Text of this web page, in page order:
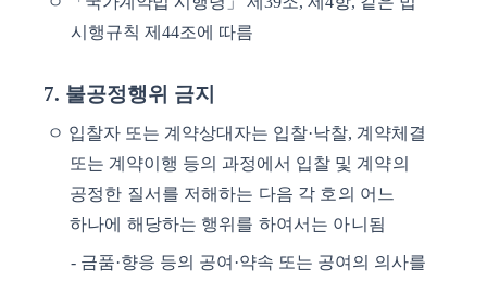
시행규칙 제 44조에 따름
7. 불공정행위 금지
ㅇ 입찰자 또는 계약상대자는 입찰·낙찰, 계약체결
또는 계약이행 등의 과정에서 입찰 및 계약의
공정한 질서를 저해하는 다음 각 호의 어느
하나에 해당하는 행위를 하여서는 아니됨
- 금품·향응 등의 공여 ·약속 또는 공여의 의사를